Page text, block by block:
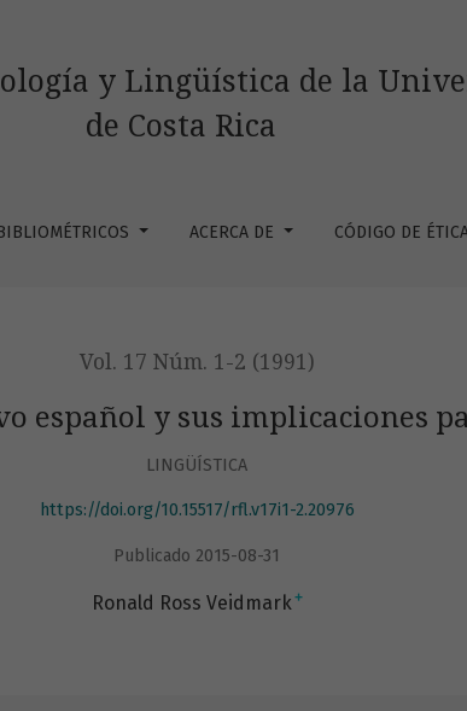
para el cambio lingüístico
y Lingüística de la
de Costa Rica
ACERCA DE CÓDIGO DE
Vol. 17 Núm. 1-2 (1991)
español y sus implicaciones
LINGÜÍSTICA
https://doi.org/10.15517/rfl.v17i1-2.20976
Publicado 2015-08-31
Ronald Ross Veidmark +